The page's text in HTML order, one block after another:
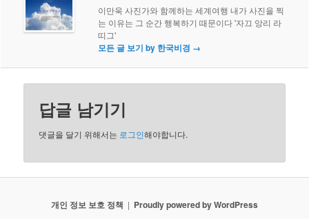
이만욱 사진가와 함께하는 세계여행 내가 사진을 찍
는 이유는 그 순간 행복하기 때문이다 '자끄 앙리 라
띠그'
모든 글 보기 by 한국비경 →
답글 남기기
댓글을 달기 위해서는 로그인해야합니다.
개인 정보 보호 정책 Proudly powered by WordPress